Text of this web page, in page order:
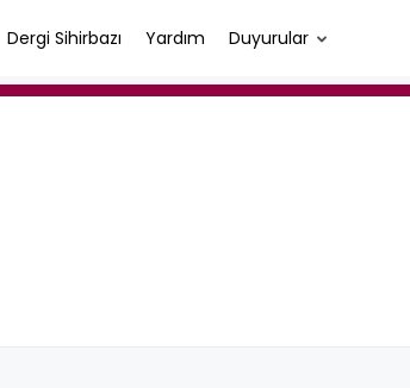
Dergi Sihirbazı Yardım Duyurular